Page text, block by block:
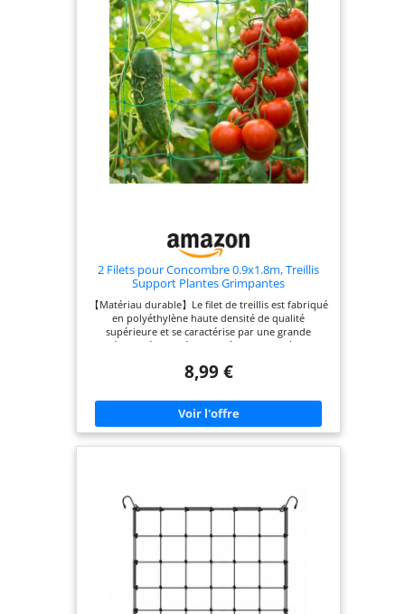
𝗰𝗿𝗼𝗶𝘀𝘀𝗮𝗻𝗰𝗲 𝘀𝗮𝗶𝗻𝗲 𝗱𝗲 𝘃𝗼𝘀 𝗽𝗹𝗮𝗻𝘁𝗲𝘀, 𝗺𝗮𝗶𝘀 𝗲𝘀𝘁
é𝗴𝗮𝗹𝗲𝗺𝗲𝗻𝘁 é𝗰𝗼𝗹𝗼𝗴𝗶𝗾𝘂𝗲 𝗲𝘁 𝗱𝘂𝗿𝗮𝗯𝗹𝗲. 🌍
𝗘𝗠𝗕𝗔𝗟𝗟𝗔𝗚𝗘 𝗗𝗨𝗥𝗔𝗕𝗟𝗘 – 𝗡𝗼𝘂𝘀 𝗮𝗰𝗰𝗼𝗿𝗱𝗼𝗻𝘀
𝘂𝗻𝗲 𝗴𝗿𝗮𝗻𝗱𝗲 𝗶𝗺𝗽𝗼𝗿𝘁𝗮𝗻𝗰𝗲 à 𝗹’𝗲𝗻𝘃𝗶𝗿𝗼𝗻𝗻𝗲𝗺𝗲𝗻𝘁.
𝗖'𝗲𝘀𝘁 𝗽𝗼𝘂𝗿𝗾𝘂𝗼𝗶 𝗹𝗲 𝗳𝗶𝗹𝗲𝘁 𝗱𝗲 𝗰𝗹𝗮𝘀𝘀𝗲𝗺𝗲𝗻𝘁 𝗲𝘀𝘁
𝗹𝗶𝘃𝗿é 𝗱𝗮𝗻𝘀 𝘂𝗻 𝗲𝗺𝗯𝗮𝗹𝗹𝗮𝗴𝗲 𝟭𝟬𝟬 % 𝘀𝗮𝗻𝘀
𝗽𝗹𝗮𝘀𝘁𝗶𝗾𝘂𝗲 𝗲𝘁 𝗰𝗼𝗻𝘁𝗿𝗶𝗯𝘂𝗲 𝗮𝗶𝗻𝘀𝗶 à 𝘂𝗻 𝗮𝘃𝗲𝗻𝗶𝗿
𝗱𝘂𝗿𝗮𝗯𝗹𝗲. 🛠️ 𝗜𝗡𝗦𝗧𝗔𝗟𝗟𝗔𝗧𝗜𝗢𝗡 𝗙𝗔𝗖𝗜𝗟𝗘 – 𝗟𝗲𝘀
𝗾𝘂𝗮𝘁𝗿𝗲 𝗯𝗼𝘂𝗰𝗹𝗲𝘀 𝗽𝗲𝗿𝗺𝗲𝘁𝘁𝗲𝗻𝘁 𝗱𝗲 𝗳𝗶𝘅𝗲𝗿
𝗳𝗮𝗰𝗶𝗹𝗲𝗺𝗲𝗻𝘁 𝗻𝗼𝘁𝗿𝗲 𝘀𝘂𝗽𝗽𝗼𝗿𝘁 𝗱𝗲 𝘀𝗮𝗿𝗺𝗲𝗻𝘁
𝗽𝗮𝗿𝘁𝗼𝘂𝘁, 𝗾𝘂𝗲 𝗰𝗲 𝘀𝗼𝗶𝘁 𝗱𝗮𝗻𝘀 𝗹𝗮 𝘀𝗲𝗿𝗿𝗲 𝗼𝘂 𝗱𝗮𝗻𝘀
𝗹𝗲 𝗷𝗮𝗿𝗱𝗶𝗻, 𝗲𝗻𝘁𝗿𝗲 𝗹𝗲𝘀 𝗽𝗹𝗮𝗻𝘁𝗲𝘀 𝗲𝘁 𝗹𝗲𝘀 𝗮𝗿𝗯𝘂𝘀𝘁𝗲𝘀 !
2 Filets pour Concombre 0.9x1.8m, Treillis
Support Plantes Grimpantes
【Matériau durable】Le filet de treillis est fabriqué
en polyéthylène haute densité de qualité
supérieure et se caractérise par une grande
élasticité, une résistance à l'abrasion, à la
aux rigueurs de l'été caniculaire comme à celles de
durée de vie. 【Rendements supérieurs】Le filet
de treillis pour concombres favorise la circulation
de l'air, permettant ainsi aux plantes de bénéficier
d'un meilleur ensoleillement. Cela réduit le stress
croissance uniforme des plantes, empêche les
enchevêtrements et facilite la taille et la récolte.
treillis pour plantes grimpantes offre un soutien
légumes. Filet de treillis pour concombres. Le filet
croissance des plantes dans la direction souhaitée,
8,99 €